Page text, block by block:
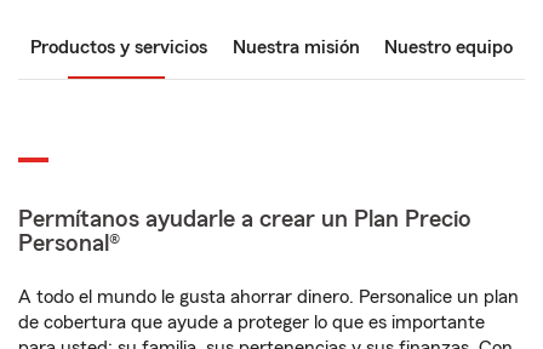
Productos y servicios Nuestra misión Nuestro equipo
Permítanos ayudarle a crear un Plan Precio
Personal®
A todo el mundo le gusta ahorrar dinero. Personalice un plan
de cobertura que ayude a proteger lo que es importante